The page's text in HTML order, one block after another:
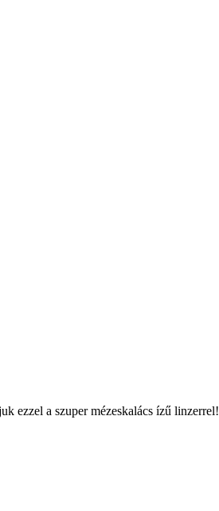
ezzel a szuper mézeskalács ízű linzerrel!